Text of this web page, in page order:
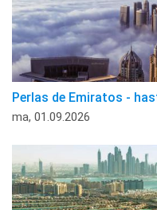
Perlas de Emiratos -
ma, 01.09.2026